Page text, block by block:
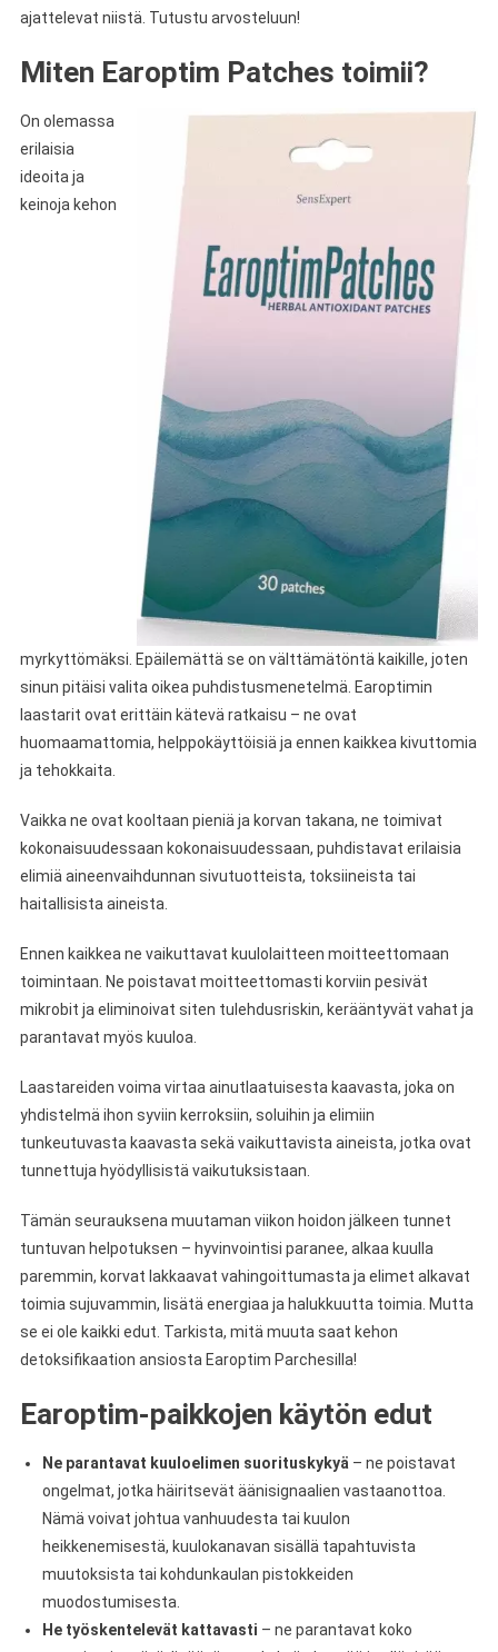
ajattelevat niistä. Tutustu arvosteluun!
Miten Earoptim Patches toimii?
On olemassa
erilaisia
ideoita ja
keinoja kehon
myrkyttömäksi. Epäilemättä se on välttämätöntä kaikille, joten
sinun pitäisi valita oikea puhdistusmenetelmä. Earoptimin
laastarit ovat erittäin kätevä ratkaisu – ne ovat
huomaamattomia, helppokäyttöisiä ja ennen kaikkea kivuttomia
ja tehokkaita.
Vaikka ne ovat kooltaan pieniä ja korvan takana, ne toimivat
kokonaisuudessaan kokonaisuudessaan, puhdistavat erilaisia
elimiä aineenvaihdunnan sivutuotteista, toksiineista tai
haitallisista aineista.
Ennen kaikkea ne vaikuttavat kuulolaitteen moitteettomaan
toimintaan. Ne poistavat moitteettomasti korviin pesivät
mikrobit ja eliminoivat siten tulehdusriskin, kerääntyvät vahat ja
parantavat myös kuuloa.
Laastareiden voima virtaa ainutlaatuisesta kaavasta, joka on
yhdistelmä ihon syviin kerroksiin, soluihin ja elimiin
tunkeutuvasta kaavasta sekä vaikuttavista aineista, jotka ovat
tunnettuja hyödyllisistä vaikutuksistaan.
Tämän seurauksena muutaman viikon hoidon jälkeen tunnet
tuntuvan helpotuksen – hyvinvointisi paranee, alkaa kuulla
paremmin, korvat lakkaavat vahingoittumasta ja elimet alkavat
toimia sujuvammin, lisätä energiaa ja halukkuutta toimia. Mutta
se ei ole kaikki edut. Tarkista, mitä muuta saat kehon
detoksifikaation ansiosta Earoptim Parchesilla!
Earoptim-paikkojen käytön edut
Ne parantavat kuuloelimen suorituskykyä – ne poistavat
ongelmat, jotka häiritsevät äänisignaalien vastaanottoa.
Nämä voivat johtua vanhuudesta tai kuulon
heikkenemisestä, kuulokanavan sisällä tapahtuvista
muutoksista tai kohdunkaulan pistokkeiden
muodostumisesta.
He työskentelevät kattavasti – ne parantavat koko